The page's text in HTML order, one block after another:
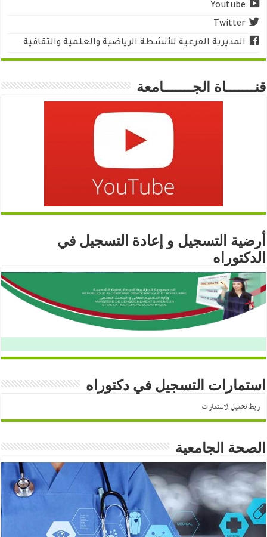
Youtube
Twitter
المديرية الفرعية للأنشطة الرياضية والعلمية والثقافية
قنـــــــاة الجـــــــامعة
أرضية التسجيل و إعادة التسجيل في
الدكتوراه
استمارات التسجيل في دكتوراه
رابط تحميل الاستمارات
الصحة الجامعية